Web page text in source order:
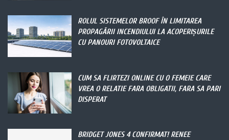
ROLUL SISTEMELOR BROOF ÎN LIMITAREA
PROPAGĂRII INCENDIULUI LA ACOPERIȘURILE
CU PANOURI FOTOVOLTAICE
CUM SA FLIRTEZI ONLINE CU O FEMEIE CARE
VREA O RELATIE FARA OBLIGATII, FARA SA PARI
DISPERAT
BRIDGET JONES 4 CONFIRMAT! RENEE